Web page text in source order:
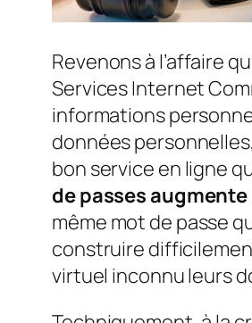
Revenons à l’affaire
Services Internet
informations
données
bon service en ligne
de passes
même mot de passe
construire
virtuel inconnu leurs